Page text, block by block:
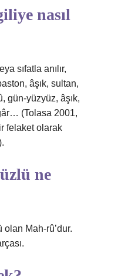
nasıl
sıfatla anılır,
âşık, sultan,
gün-yüzyüz, âşık,
(Tolasa 2001,
felaket olarak
ne
Mah-rû’dur.